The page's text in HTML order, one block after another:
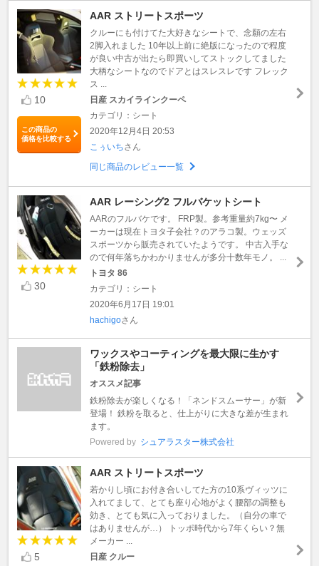
10
この商品の
価格を比較する
AAR ストリートスポーツ
クルーにも付けてた大好きなシートで、念願の左右
2脚入れました 10年以上前に絶版になったので程度
が良い中古が出たら即買いしてストックしてました
大柄なシートなのでドアとはスレスレです フレック
ス ...
日産 スカイラインクーペ
カテゴリ：シート
2020年12月4日 20:53
こぅいちさん
同じ商品のレビュー一覧
30
AAR レーシング2 フルバケットシート
AARのフルバケです。 FRP製。参考重量約7kg〜 メ
ーカーは現在トヨタ子会社？のアラコ製。ウェッズ
スポーツから販売されていたようです。 中古入手な
ので何年落ちかわかりませんが多分十数年モノ。 ...
トヨタ 86
カテゴリ：シート
2020年6月17日 19:01
hachigoさん
ワックスやコーティングを最大限に生かす
「鉄粉除去」
オススメ記事
鉄粉除去が楽しくなる！「ネンドスムーサー」が新
登場！ 鉄粉を取ると、仕上がりに大きな差が生まれ
ます。
Powered by シュアラスター株式会社
5
AAR ストリートスポーツ
若かりし頃にお付き合いしてた方の10系ヴィッツに
入れてまして、とても座り心地がよく腰部の調整も
効き、とても気に入っておりました。（自分の車で
はありませんが…） トッポ時代から7年くらい？無
メーカー ...
日産 クルー